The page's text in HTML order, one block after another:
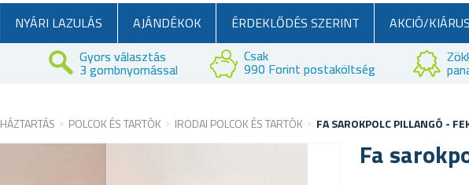
NYÁRI LAZULÁS AJÁNDÉKOK ÉRDEKLŐDÉS SZERINT AKCIÓ/
Gyors választás
3 gombnyomással
Csak
990 Forint postaköltség
HÁZTARTÁS POLCOK ÉS TARTÓK IRODAI POLCOK ÉS TARTÓK FA SAROKPOLC PILLANGÓ -
Fa